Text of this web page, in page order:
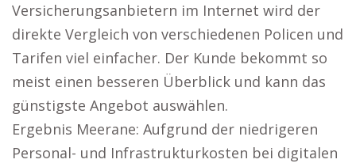
Versicherungsanbietern im Internet wird der
direkte Vergleich von verschiedenen Policen und
Tarifen viel einfacher. Der Kunde bekommt so
meist einen besseren Überblick und kann das
günstigste Angebot auswählen.
Ergebnis Meerane: Aufgrund der niedrigeren
Personal- und Infrastrukturkosten bei digitalen